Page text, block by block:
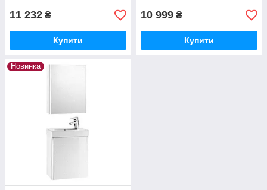
11 232 ₴
Купити
10 999 ₴
Купити
Новинка